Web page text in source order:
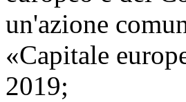
un'azione
«Capitale
2019;